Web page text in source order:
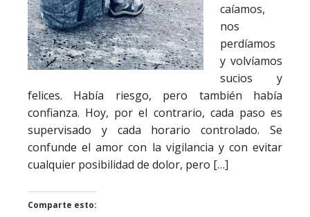
caíamos,
nos
perdíamos
y volvíamos
sucios y
felices. Había riesgo, pero también había
confianza. Hoy, por el contrario, cada paso es
supervisado y cada horario controlado. Se
confunde el amor con la vigilancia y con evitar
cualquier posibilidad de dolor, pero […]
Comparte esto: